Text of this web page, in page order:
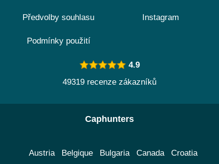
Předvolby souhlasu
Podmínky použití
Instagram
4.9
49319 recenze zákazníků
Caphunters
Austria Belgique Bulgaria Canada Croatia